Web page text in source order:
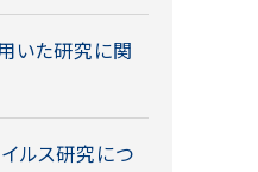
いた研究に関
ルス研究につ